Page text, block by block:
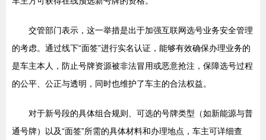
交管部门表示，这一举措是出于加强互联网选号业务安全管理
的考虑。通过线下“面签”进行实名认证，能够有效确保办理业务的
是车主本人，防止号牌资源被非法冒用或恶意抢注，保障选号过程
的公平、公正与透明，同时也维护了车主的合法权益。
对于新号段的具体组合规则、可选的号牌类型（如新能源与普
通号牌）以及“面签”所需的具体材料和办理地点，车主可详细查